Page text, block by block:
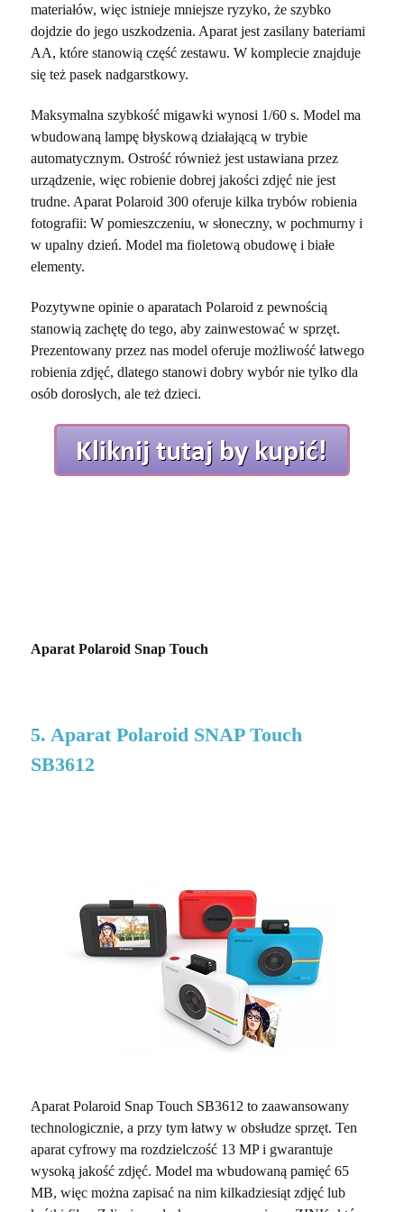
materiałów, więc istnieje mniejsze ryzyko, że szybko
dojdzie do jego uszkodzenia. Aparat jest zasilany bateriami
AA, które stanowią część zestawu. W komplecie znajduje
się też pasek nadgarstkowy.
Maksymalna szybkość migawki wynosi 1/60 s. Model ma
wbudowaną lampę błyskową działającą w trybie
automatycznym. Ostrość również jest ustawiana przez
urządzenie, więc robienie dobrej jakości zdjęć nie jest
trudne. Aparat Polaroid 300 oferuje kilka trybów robienia
fotografii: W pomieszczeniu, w słoneczny, w pochmurny i
w upalny dzień. Model ma fioletową obudowę i białe
elementy.
Pozytywne opinie o aparatach Polaroid z pewnością
stanowią zachętę do tego, aby zainwestować w sprzęt.
Prezentowany przez nas model oferuje możliwość łatwego
robienia zdjęć, dlatego stanowi dobry wybór nie tylko dla
osób dorosłych, ale też dzieci.
Aparat Polaroid Snap Touch
5. Aparat Polaroid SNAP Touch
SB3612
Aparat Polaroid Snap Touch SB3612 to zaawansowany
technologicznie, a przy tym łatwy w obsłudze sprzęt. Ten
aparat cyfrowy ma rozdzielczość 13 MP i gwarantuje
wysoką jakość zdjęć. Model ma wbudowaną pamięć 65
MB, więc można zapisać na nim kilkadziesiąt zdjęć lub